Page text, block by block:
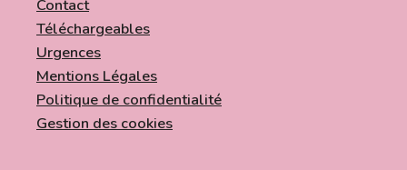
Contact
Téléchargeables
Urgences
Mentions Légales
Politique de confidentialité
Gestion des cookies